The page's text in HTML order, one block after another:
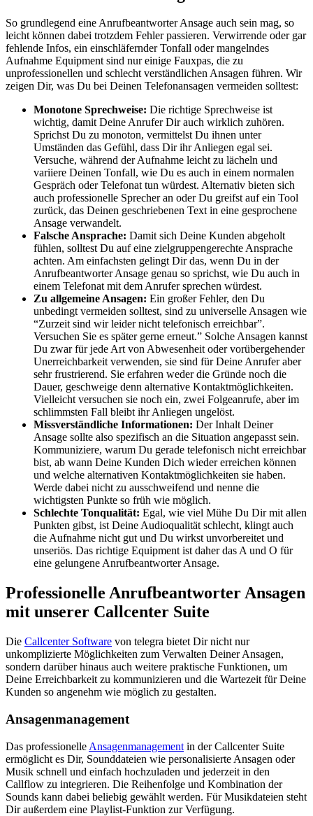
So grundlegend eine Anrufbeantworter Ansage auch sein mag, so
leicht können dabei trotzdem Fehler passieren. Verwirrende oder gar
fehlende Infos, ein einschläfernder Tonfall oder mangelndes
Aufnahme Equipment sind nur einige Fauxpas, die zu
unprofessionellen und schlecht verständlichen Ansagen führen. Wir
zeigen Dir, was Du bei Deinen Telefonansagen vermeiden solltest:
Monotone Sprechweise: Die richtige Sprechweise ist
wichtig, damit Deine Anrufer Dir auch wirklich zuhören.
Sprichst Du zu monoton, vermittelst Du ihnen unter
Umständen das Gefühl, dass Dir ihr Anliegen egal sei.
Versuche, während der Aufnahme leicht zu lächeln und
variiere Deinen Tonfall, wie Du es auch in einem normalen
Gespräch oder Telefonat tun würdest. Alternativ bieten sich
auch professionelle Sprecher an oder Du greifst auf ein Tool
zurück, das Deinen geschriebenen Text in eine gesprochene
Ansage verwandelt.
Falsche Ansprache: Damit sich Deine Kunden abgeholt
fühlen, solltest Du auf eine zielgruppengerechte Ansprache
achten. Am einfachsten gelingt Dir das, wenn Du in der
Anrufbeantworter Ansage genau so sprichst, wie Du auch in
einem Telefonat mit dem Anrufer sprechen würdest.
Zu allgemeine Ansagen: Ein großer Fehler, den Du
unbedingt vermeiden solltest, sind zu universelle Ansagen wie
“Zurzeit sind wir leider nicht telefonisch erreichbar”.
Versuchen Sie es später gerne erneut.” Solche Ansagen kannst
Du zwar für jede Art von Abwesenheit oder vorübergehender
Unerreichbarkeit verwenden, sie sind für Deine Anrufer aber
sehr frustrierend. Sie erfahren weder die Gründe noch die
Dauer, geschweige denn alternative Kontaktmöglichkeiten.
Vielleicht versuchen sie noch ein, zwei Folgeanrufe, aber im
schlimmsten Fall bleibt ihr Anliegen ungelöst.
Missverständliche Informationen: Der Inhalt Deiner
Ansage sollte also spezifisch an die Situation angepasst sein.
Kommuniziere, warum Du gerade telefonisch nicht erreichbar
bist, ab wann Deine Kunden Dich wieder erreichen können
und welche alternativen Kontaktmöglichkeiten sie haben.
Werde dabei nicht zu ausschweifend und nenne die
wichtigsten Punkte so früh wie möglich.
Schlechte Tonqualität: Egal, wie viel Mühe Du Dir mit allen
Punkten gibst, ist Deine Audioqualität schlecht, klingt auch
die Aufnahme nicht gut und Du wirkst unvorbereitet und
unseriös. Das richtige Equipment ist daher das A und O für
eine gelungene Anrufbeantworter Ansage.
Professionelle Anrufbeantworter Ansagen
mit unserer Callcenter Suite
Die Callcenter Software von telegra bietet Dir nicht nur
unkomplizierte Möglichkeiten zum Verwalten Deiner Ansagen,
sondern darüber hinaus auch weitere praktische Funktionen, um
Deine Erreichbarkeit zu kommunizieren und die Wartezeit für Deine
Kunden so angenehm wie möglich zu gestalten.
An­sa­gen­ma­nage­ment
Das professionelle Ansagenmanagement in der Callcenter Suite
ermöglicht es Dir, Sounddateien wie personalisierte Ansagen oder
Musik schnell und einfach hochzuladen und jederzeit in den
Callflow zu integrieren. Die Reihenfolge und Kombination der
Sounds kann dabei beliebig gewählt werden. Für Musikdateien steht
Dir außerdem eine Playlist-Funktion zur Verfügung.